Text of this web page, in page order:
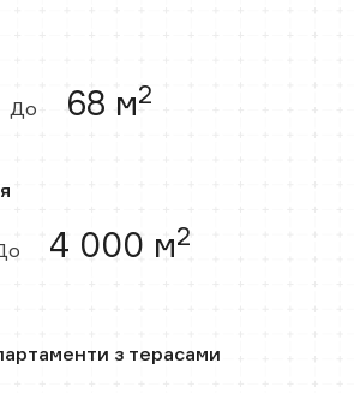
До 68 м2
4 000 м2
з терасами